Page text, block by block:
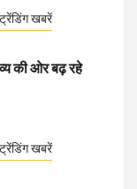
ट्रेंडिंग खबरें
की ओर बढ़ रहे
ट्रेंडिंग खबरें